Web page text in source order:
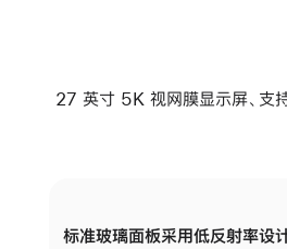
27 英寸 5K 视网膜显示屏、支
标准玻璃面板采用低反射率设